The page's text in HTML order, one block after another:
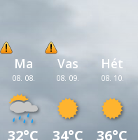
Ma
08. 08.
32°C
Vas
08. 09.
34°C
Hét
08. 10.
36°C